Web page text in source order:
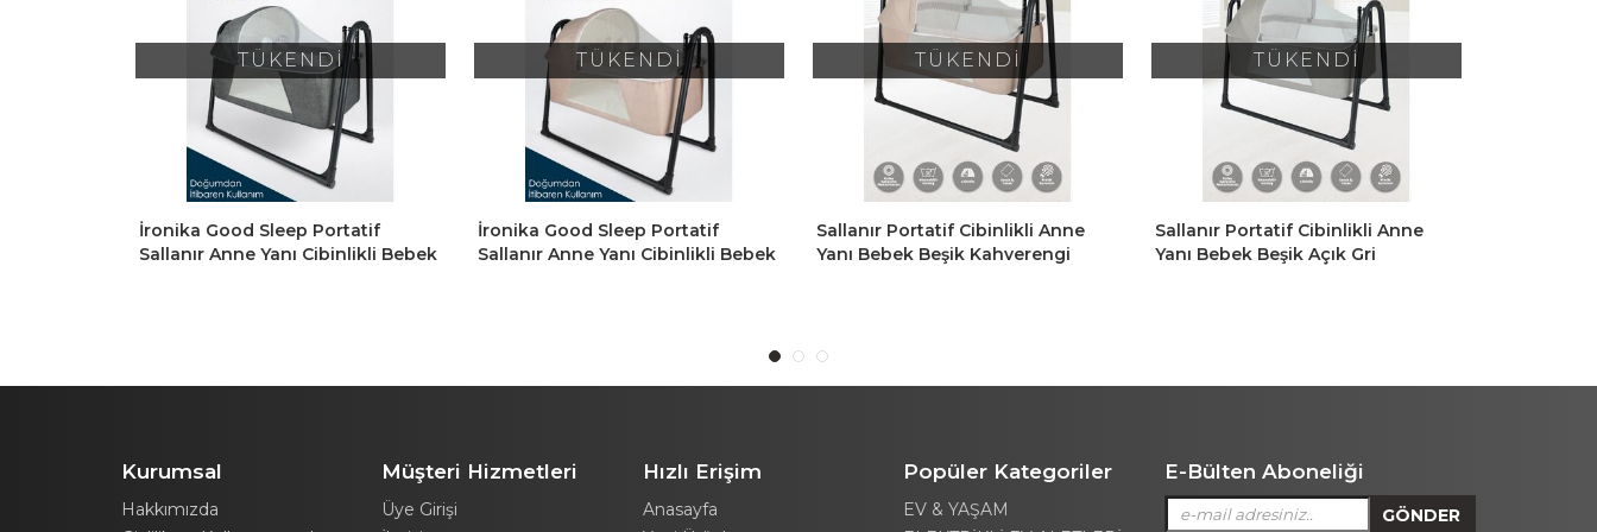
TÜKENDİ
İronika Good Sleep Portatif
Sallanır Anne Yanı Cibinlikli Bebek
TÜKENDİ
Sallanır Portatif Cibinlikli Anne
Yanı Bebek Beşik Kahverengi
TÜKENDİ
Sallanır Portatif Cibinlikli Anne
Yanı Bebek Beşik Açık Gri
TÜKENDİ
Sallanır Portatif Cibinlikli Anne
Yanı Bebek Beşik Koyu Gri
Kurumsal
Hakkımızda
Müşteri Hizmetleri
Üye Girişi
Hızlı Erişim
Anasayfa
Popüler Kategoriler
EV & YAŞAM
E-Bülten Aboneliği